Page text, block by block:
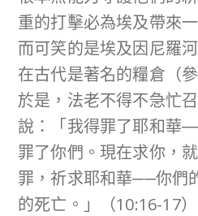
重的打擊必為埃及帶來
而可笑的是埃及因尼羅
在古代是著名的糧倉（
於是，法老不得不急忙
說：「我得罪了耶和華
罪了你們。現在求你，
罪，祈求耶和華──你們
的死亡。」（10:16-17）